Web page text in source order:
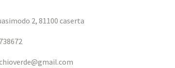
2, 81100 caserta